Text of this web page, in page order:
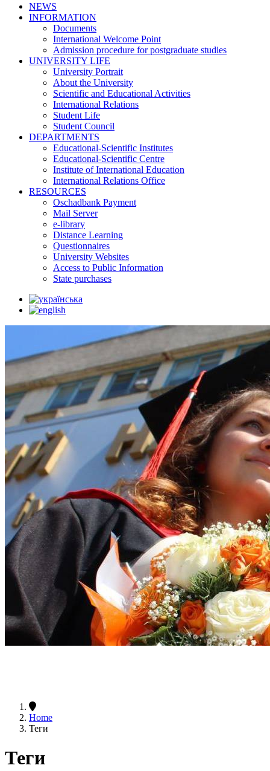
NEWS
INFORMATION
Documents
International Welcome Point
Admission procedure for postgraduate studies
UNIVERSITY LIFE
University Portrait
About the University
Scientific and Educational Activities
International Relations
Student Life
Student Council
DEPARTMENTS
Educational-Scientific Institutes
Educational-Scientific Centre
Institute of International Education
International Relations Office
RESOURCES
Oschadbank Payment
Mail Server
e-library
Distance Learning
Questionnaires
University Websites
Access to Public Information
State purchases
Home
Теги
Теги